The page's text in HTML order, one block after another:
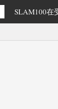
SLAM100在